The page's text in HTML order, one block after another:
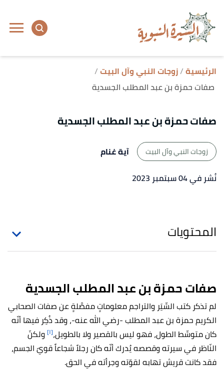
الرئيسية زوجات النبي وآل البيت
صفات حمزة بن عبد المطلب الجسدية
صفات حمزة بن عبد المطلب الجسدية
زوجات النبي وآل البيت
آية غنام
نُشر في 04 سبتمبر 2023
المحتويات
صفات حمزة بن عبد المطلب الجسدية
لم تذكر كتب السِّيَر والتراجم معلوماتٍ مفصَّلةٍ عن صفات الصحابي
الكريم حمزة بن عبد المطلب -رضي الله عنه-، وقد ذُكِر فيها أنّه
كان متوسِّط الطول، فهو ليس بالقصير ولا بالطويل،[١] ولكنّ
النّاظر في سيرته وقصصه يُدرك أنّه كان رجلاً شجاعاً قويّ الجسم،
فقد كانت قريش تهابه لقوّته وجرأته في الحق.